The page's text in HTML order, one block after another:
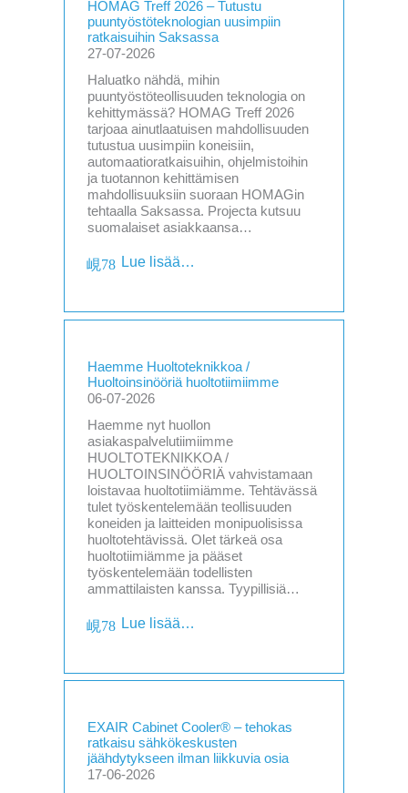
HOMAG Treff 2026 – Tutustu
puuntyöstöteknologian uusimpiin
ratkaisuihin Saksassa
27-07-2026
Haluatko nähdä, mihin
puuntyöstöteollisuuden teknologia on
kehittymässä? HOMAG Treff 2026
tarjoaa ainutlaatuisen mahdollisuuden
tutustua uusimpiin koneisiin,
automaatioratkaisuihin, ohjelmistoihin
ja tuotannon kehittämisen
mahdollisuuksiin suoraan HOMAGin
tehtaalla Saksassa. Projecta kutsuu
suomalaiset asiakkaansa…
Lue lisää…
Haemme Huoltoteknikkoa /
Huoltoinsinööriä huoltotiimiimme
06-07-2026
Haemme nyt huollon
asiakaspalvelutiimiimme
HUOLTOTEKNIKKOA /
HUOLTOINSINÖÖRIÄ vahvistamaan
loistavaa huoltotiimiämme. Tehtävässä
tulet työskentelemään teollisuuden
koneiden ja laitteiden monipuolisissa
huoltotehtävissä. Olet tärkeä osa
huoltotiimiämme ja pääset
työskentelemään todellisten
ammattilaisten kanssa. Tyypillisiä…
Lue lisää…
EXAIR Cabinet Cooler® – tehokas
ratkaisu sähkökeskusten
jäähdytykseen ilman liikkuvia osia
17-06-2026